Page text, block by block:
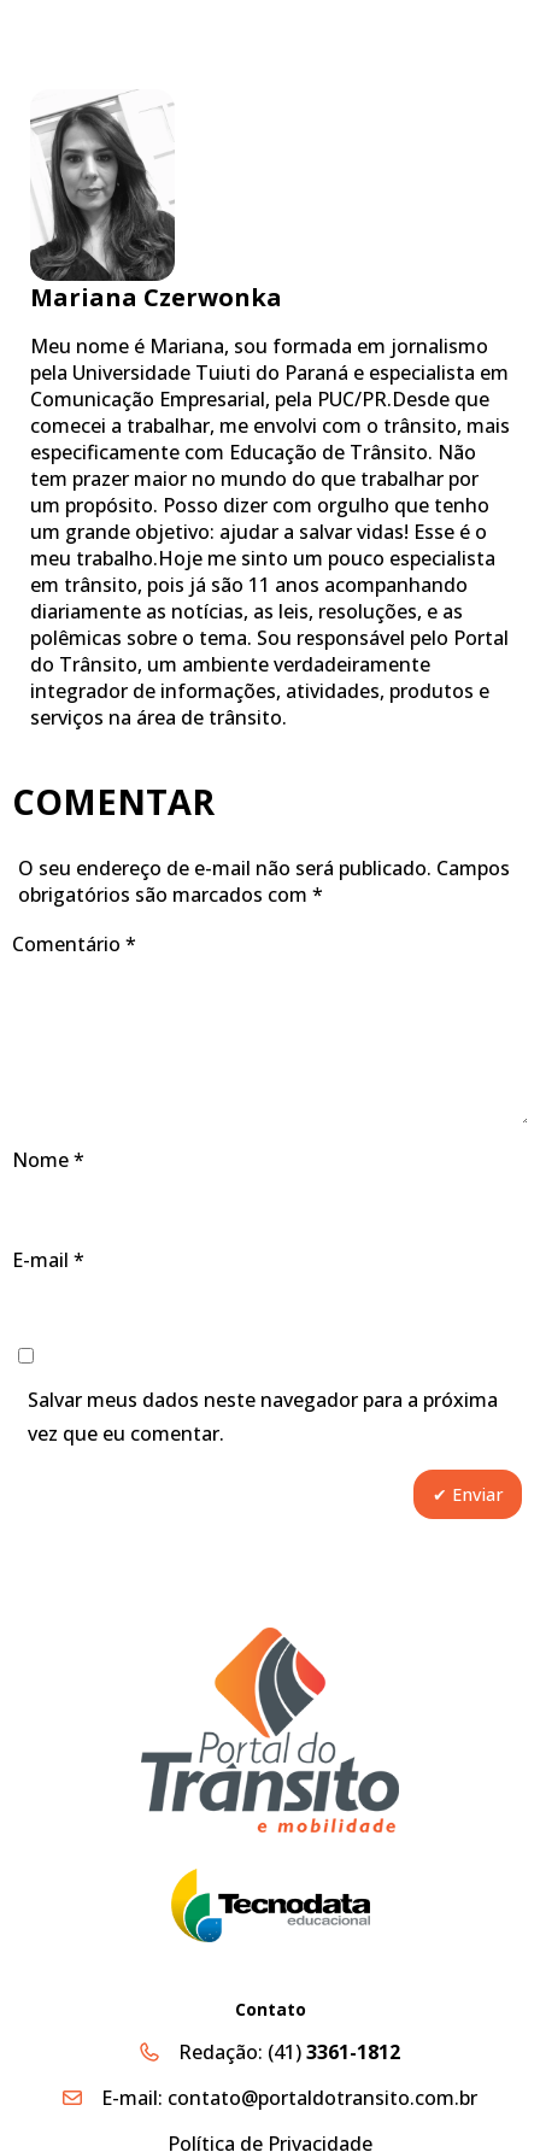
Mariana Czerwonka
Meu nome é Mariana, sou formada em jornalismo
pela Universidade Tuiuti do Paraná e especialista em
Comunicação Empresarial, pela PUC/PR.Desde que
comecei a trabalhar, me envolvi com o trânsito, mais
especificamente com Educação de Trânsito. Não
tem prazer maior no mundo do que trabalhar por
um propósito. Posso dizer com orgulho que tenho
um grande objetivo: ajudar a salvar vidas! Esse é o
meu trabalho.Hoje me sinto um pouco especialista
em trânsito, pois já são 11 anos acompanhando
diariamente as notícias, as leis, resoluções, e as
polêmicas sobre o tema. Sou responsável pelo Portal
do Trânsito, um ambiente verdadeiramente
integrador de informações, atividades, produtos e
serviços na área de trânsito.
COMENTAR
O seu endereço de e-mail não será publicado. Campos
obrigatórios são marcados com *
Comentário *
Nome*
E-mail *
Salvar meus dados neste navegador para a próxima
vez que eu comentar.
Contato
Redação: (41)3361-1812
E-mail: contato@portaldotransito.com.br
Política de Privacidade